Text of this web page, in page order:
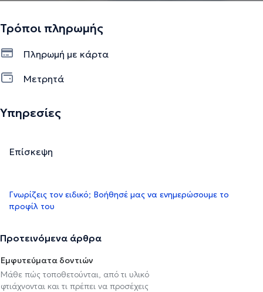
Τρόποι πληρωμής
Πληρωμή με κάρτα
Μετρητά
Υπηρεσίες
Επίσκεψη
Γνωρίζεις τον ειδικό; Βοήθησέ μας να ενημερώσουμε το
προφίλ του
Προτεινόμενα άρθρα
Εμφυτεύματα δοντιών
Μάθε πώς τοποθετούνται, από τι υλικό
φτιάχνονται και τι πρέπει να προσέχεις